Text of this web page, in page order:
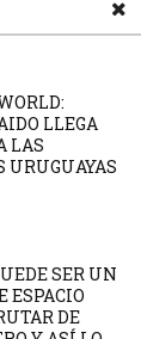
LLEGA
LAS
URUGUAYAS
SER UN
ESPACIO
DE